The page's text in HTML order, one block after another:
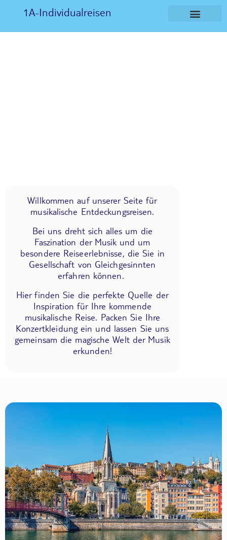
1A-Individualreisen
Willkommen auf unserer Seite für
musikalische Entdeckungsreisen.
Bei uns dreht sich alles um die
Faszination der Musik und um
besondere Reiseerlebnisse, die Sie in
Gesellschaft von Gleichgesinnten
erfahren können.
Hier finden Sie die perfekte Quelle der
Inspiration für Ihre kommende
musikalische Reise. Packen Sie Ihre
Konzertkleidung ein und lassen Sie uns
gemeinsam die magische Welt der Musik
erkunden!